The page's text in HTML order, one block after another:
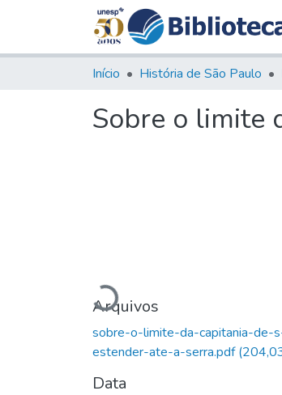
Início História de São Paulo
Sobre o limite
Carregando...
Arquivos
sobre-o-limite-da-capitania-de-
estender-ate-a-serra.pdf
Data